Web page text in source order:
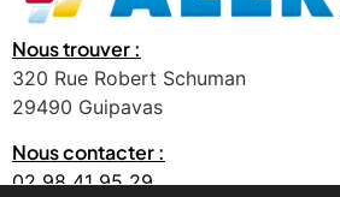
Nous trouver :
320 Rue Robert Schuman
29490 Guipavas
Nous contacter :
02 98 41 95 29